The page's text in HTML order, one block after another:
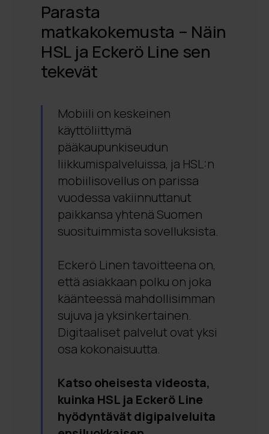
Parasta
matkakokemusta – Näin
HSL ja Eckerö Line sen
tekevät
Mobiili on keskeinen
käyttöliittymä
pääkaupunkiseudun
liikkumispalveluissa, ja HSL:n
mobiilisovellus on parissa
vuodessa vakiinnuttanut
paikkansa yhtenä Suomen
suosituimmista sovelluksista.
Eckerö Linen tavoitteena on,
että asiakkaan polku on joka
käänteessä mahdollisimman
sujuva ja yksinkertainen.
Digitaaliset palvelut ovat yksi
osa kokonaisuutta.
Katso oheisesta videosta,
kuinka HSL ja Eckerö Line
hyödyntävät digipalveluita